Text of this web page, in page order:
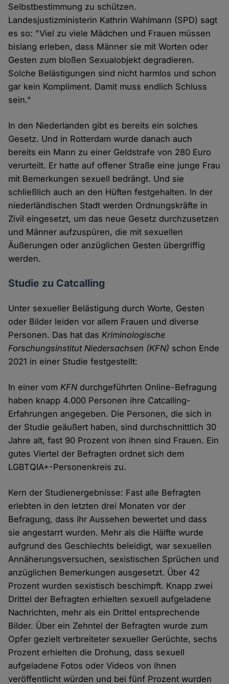
Selbstbestimmung zu schützen.
Landesjustizministerin Kathrin Wahlmann (SPD) sagt
es so: "Viel zu viele Mädchen und Frauen müssen
bislang erleben, dass Männer sie mit Worten oder
Gesten zum bloßen Sexualobjekt degradieren.
Solche Belästigungen sind nicht harmlos und schon
gar kein Kompliment. Damit muss endlich Schluss
sein."
In den Niederlanden gibt es bereits ein solches
Gesetz. Und in Rotterdam wurde danach auch
bereits ein Mann zu einer Geldstrafe von 280 Euro
verurteilt. Er hatte auf offener Straße eine junge Frau
mit Bemerkungen sexuell bedrängt. Und sie
schließlich auch an den Hüften festgehalten. In der
niederländischen Stadt werden Ordnungskräfte in
Zivil eingesetzt, um das neue Gesetz durchzusetzen
und Männer aufzuspüren, die mit sexuellen
Äußerungen oder anzüglichen Gesten übergriffig
werden.
Studie zu Catcalling
Unter sexueller Belästigung durch Worte, Gesten
oder Bilder leiden vor allem Frauen und diverse
Personen. Das hat dasKriminologische
Forschungsinstitut Niedersachsen (KFN) schon Ende
2021 in einer Studie festgestellt:
In einer vomKFN durchgeführten Online-Befragung
haben knapp 4.000 Personen ihre Catcalling-
Erfahrungen angegeben. Die Personen, die sich in
der Studie geäußert haben, sind durchschnittlich 30
Jahre alt, fast 90 Prozent von ihnen sind Frauen. Ein
gutes Viertel der Befragten ordnet sich dem
LGBTQIA+-Personenkreis zu.
Kern der Studienergebnisse: Fast alle Befragten
erlebten in den letzten drei Monaten vor der
Befragung, dass ihr Aussehen bewertet und dass
sie angestarrt wurden. Mehr als die Hälfte wurde
aufgrund des Geschlechts beleidigt, war sexuellen
Annäherungsversuchen, sexistischen Sprüchen und
anzüglichen Bemerkungen ausgesetzt. Über 42
Prozent wurden sexistisch beschimpft. Knapp zwei
Drittel der Befragten erhielten sexuell aufgeladene
Nachrichten, mehr als ein Drittel entsprechende
Bilder. Über ein Zehntel der Befragten wurde zum
Opfer gezielt verbreiteter sexueller Gerüchte, sechs
Prozent erhielten die Drohung, dass sexuell
aufgeladene Fotos oder Videos von ihnen
veröffentlicht würden und bei fünf Prozent wurden